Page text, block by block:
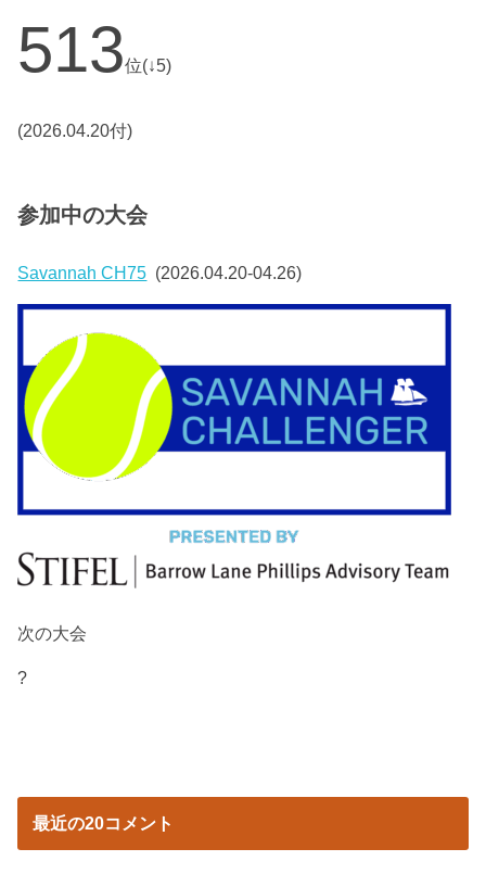
513位(↓5)
(2026.04.20付)
参加中の大会
Savannah CH75 (2026.04.20-04.26)
次の大会
?
最近の20コメント